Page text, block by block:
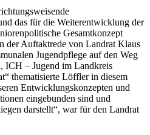
das für die Weiterentwicklung der
Gesamtkonzept
der Auftaktrede von Landrat Klaus
Jugendpflege auf den Weg
ICH – Jugend im Landkreis
thematisierte Löffler in diesem
Entwicklungskonzepten und
eingebunden sind und
darstellt“, war für den Landrat